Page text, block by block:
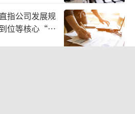
指公司发展规
位等核心“痛